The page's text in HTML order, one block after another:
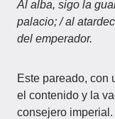
Al alba, sigo la
palacio; / al
del emperador.
Este pareado, con
el contenido y la
consejero